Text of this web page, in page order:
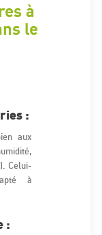
à
le
:
aux
Celui-
à
: